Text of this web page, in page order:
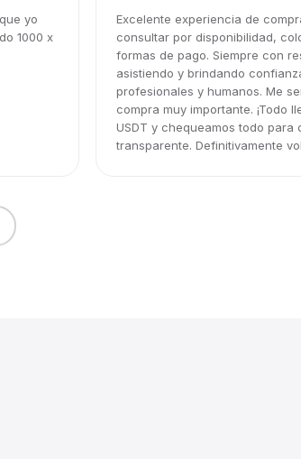
yo
1000 x
Excelente experiencia de
consultar por disponibilidad,
formas de pago. Siempre con
asistiendo y brindando
profesionales y humanos. Me
compra muy importante. ¡Todo
USDT y chequeamos todo para
transparente. Definitivamente